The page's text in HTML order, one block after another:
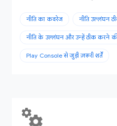
नीति का कवरेज नीति उल्लंघन
नीति के उल्लंघन और उन्हें ठीक करने
Play Console से जुड़ी ज़रूरी शर्तें